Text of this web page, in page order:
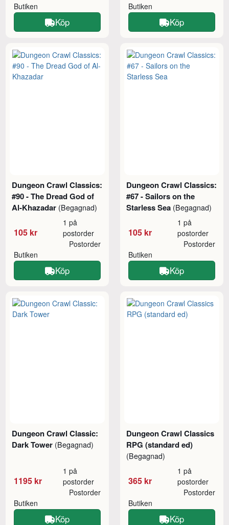
Butiken
Köp
Butiken
Köp
Dungeon Crawl Classics:
#90 - The Dread God of
Al-Khazadar (Begagnad)
105 kr
1 på
postorder
Butiken
Postorder
Köp
Dungeon Crawl Classics:
#67 - Sailors on the
Starless Sea (Begagnad)
105 kr
1 på
postorder
Butiken
Postorder
Köp
Dungeon Crawl Classic:
Dark Tower (Begagnad)
1195 kr
1 på
postorder
Butiken
Postorder
Köp
Dungeon Crawl Classics
RPG (standard ed)
(Begagnad)
365 kr
1 på
postorder
Butiken
Postorder
Köp